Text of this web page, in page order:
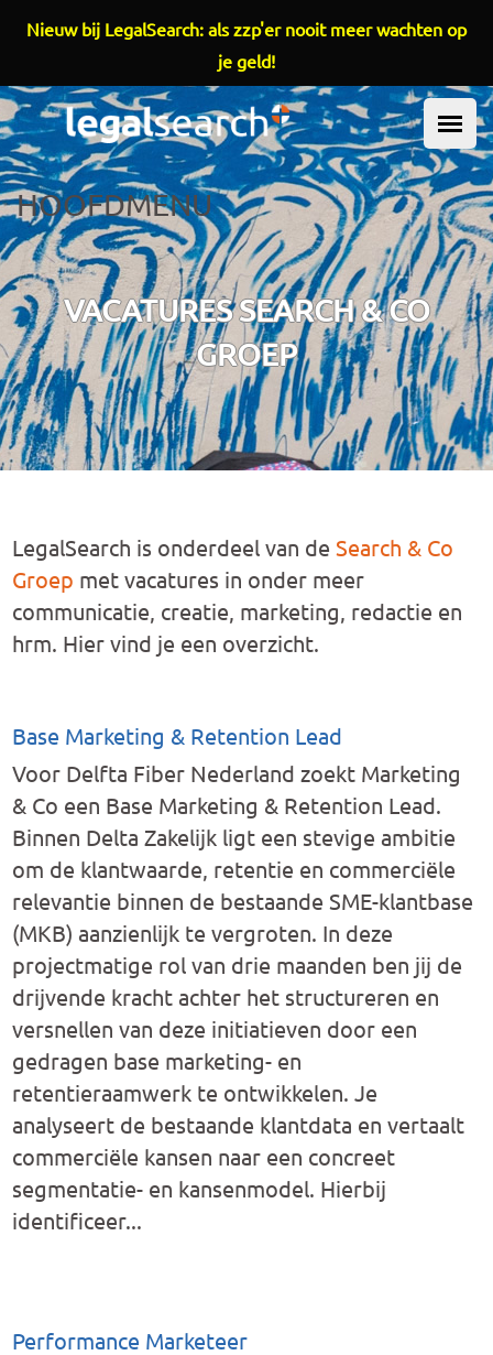
Overslaan en naar de inhoud gaan
HOOFDMENU
VACATURES SEARCH & CO
GROEP
LegalSearch is onderdeel van deSearch & Co
Groep met vacatures in onder meer
communicatie, creatie, marketing, redactie en
hrm. Hier vind je een overzicht.
Base Marketing & Retention Lead
Voor Delfta Fiber Nederland zoekt Marketing
& Co een Base Marketing & Retention Lead.
Binnen Delta Zakelijk ligt een stevige ambitie
om de klantwaarde, retentie en commerciële
relevantie binnen de bestaande SME-klantbase
(MKB) aanzienlijk te vergroten. In deze
projectmatige rol van drie maanden ben jij de
drijvende kracht achter het structureren en
versnellen van deze initiatieven door een
gedragen base marketing- en
retentieraamwerk te ontwikkelen. Je
analyseert de bestaande klantdata en vertaalt
commerciële kansen naar een concreet
segmentatie- en kansenmodel. Hierbij
identificeer...
Performance Marketeer
Nieuw bij LegalSearch: als zzp'er nooit meer wachten op
je geld!